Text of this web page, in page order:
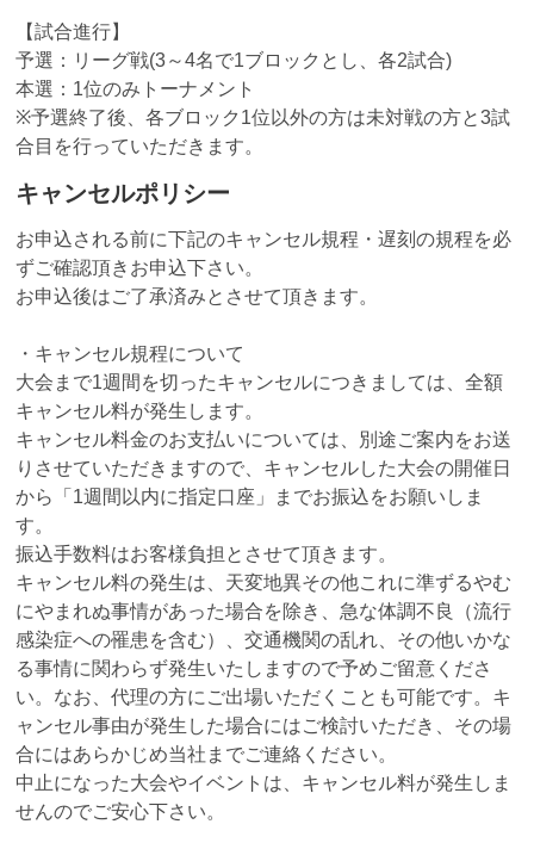
【試合進行】
予選：リーグ戦(3～4名で1ブロックとし、各2試合)
本選：1位のみトーナメント
※予選終了後、各ブロック1位以外の方は未対戦の方と3試
合目を行っていただきます。
キャンセルポリシー
お申込される前に下記のキャンセル規程・遅刻の規程を必
ずご確認頂きお申込下さい。
お申込後はご了承済みとさせて頂きます。
・キャンセル規程について
大会まで1週間を切ったキャンセルにつきましては、全額
キャンセル料が発生します。
キャンセル料金のお支払いについては、別途ご案内をお送
りさせていただきますので、キャンセルした大会の開催日
から「1週間以内に指定口座」までお振込をお願いしま
す。
振込手数料はお客様負担とさせて頂きます。
キャンセル料の発生は、天変地異その他これに準ずるやむ
にやまれぬ事情があった場合を除き、急な体調不良（流行
感染症への罹患を含む）、交通機関の乱れ、その他いかな
る事情に関わらず発生いたしますので予めご留意くださ
い。なお、代理の方にご出場いただくことも可能です。キ
ャンセル事由が発生した場合にはご検討いただき、その場
合にはあらかじめ当社までご連絡ください。
中止になった大会やイベントは、キャンセル料が発生しま
せんのでご安心下さい。